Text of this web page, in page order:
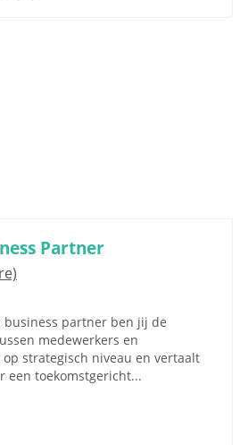
Partner
business partner ben jij de
medewerkers en
op strategisch niveau en vertaalt
een toekomstgericht...